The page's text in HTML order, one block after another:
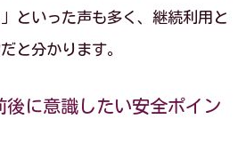
といった声も多く、継続利用と
と分かります。
後に意識したい安全ポイン